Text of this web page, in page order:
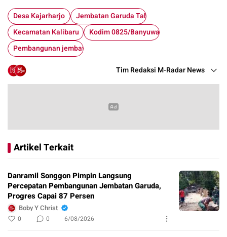
Desa Kajarharjo
Jembatan Garuda Tahap VI
Kecamatan Kalibaru
Kodim 0825/Banyuwangi
Pembangunan jembatan
Tim Redaksi M-Radar News
Artikel Terkait
Danramil Songgon Pimpin Langsung
Percepatan Pembangunan Jembatan Garuda,
Progres Capai 87 Persen
Boby Y Christ
0 0 6/08/2026